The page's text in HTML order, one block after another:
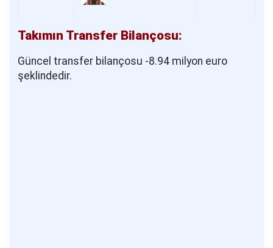
Takımın Transfer Bilançosu:
Güncel transfer bilançosu -8.94 milyon euro
şeklindedir.